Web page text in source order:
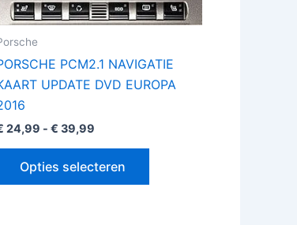
PCM2.1 NAVIGATIE
UPDATE DVD EUROPA
24,99 - € 39,99
Opties selecteren
worden
de
productpagina